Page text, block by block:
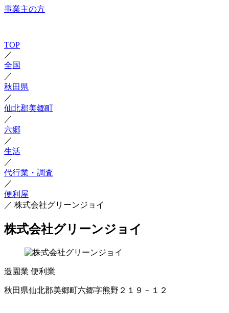
事業主の方
TOP
／
全国
／
秋田県
／
仙北郡美郷町
／
六郷
／
生活
／
代行業・調査
／
便利屋
／ 株式会社グリーンジョイ
株式会社グリーンジョイ
造園業 便利業
秋田県仙北郡美郷町六郷字熊野２１９－１２